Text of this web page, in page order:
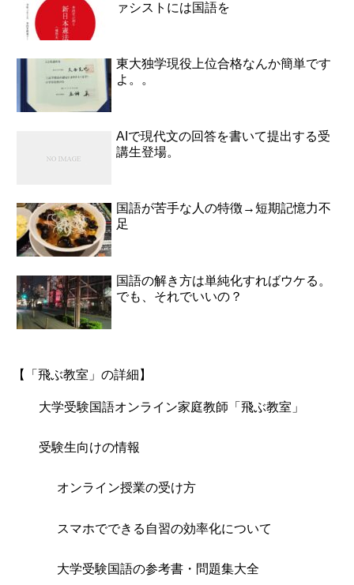
ァシストには国語を
東大独学現役上位合格なんか簡単です
よ。。
AIで現代文の回答を書いて提出する受
講生登場。
国語が苦手な人の特徴→短期記憶力不
足
国語の解き方は単純化すればウケる。
でも、それでいいの？
【「飛ぶ教室」の詳細】
大学受験国語オンライン家庭教師「飛ぶ教室」
受験生向けの情報
オンライン授業の受け方
スマホでできる自習の効率化について
大学受験国語の参考書・問題集大全